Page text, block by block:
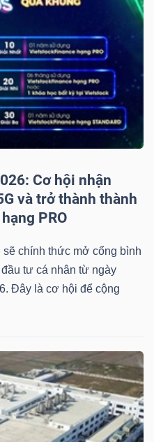
Cơ hội nhận
và trở thành thành
PRO
chính thức mở cổng bình
tư cá nhân từ ngày
Đây là cơ hội để cộng